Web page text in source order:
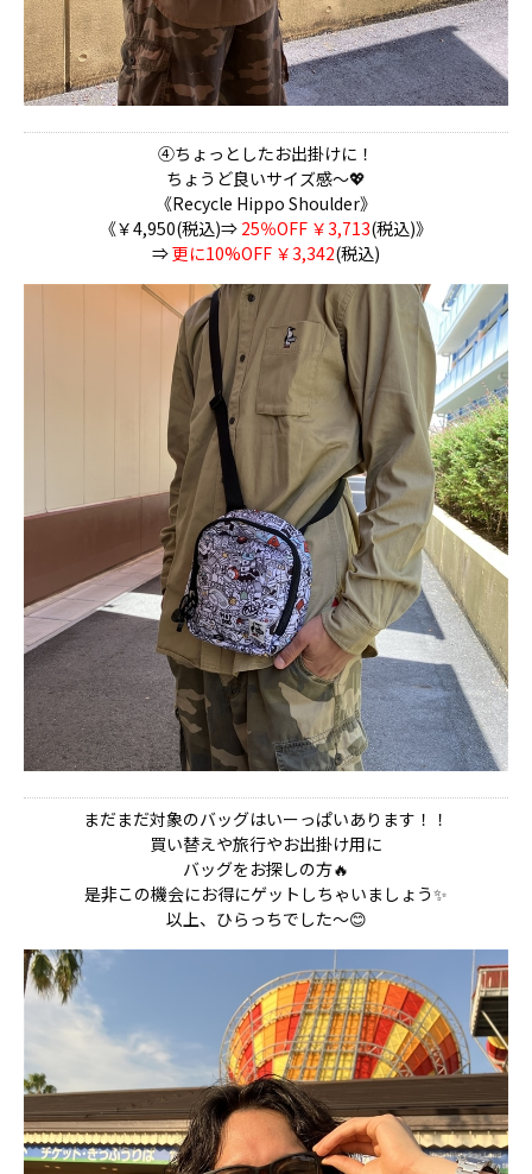
④ちょっとしたお出掛けに！
ちょうど良いサイズ感～💖
《Recycle Hippo Shoulder》
《￥4,950(税込)⇒ 25％OFF ￥3,713(税込)》
⇒更に10%OFF ￥3,342(税込)
まだまだ対象のバッグはいーっぱいあります！！
買い替えや旅行やお出掛け用に
バッグをお探しの方🔥
是非この機会にお得にゲットしちゃいましょう✨
以上、ひらっちでした～😊